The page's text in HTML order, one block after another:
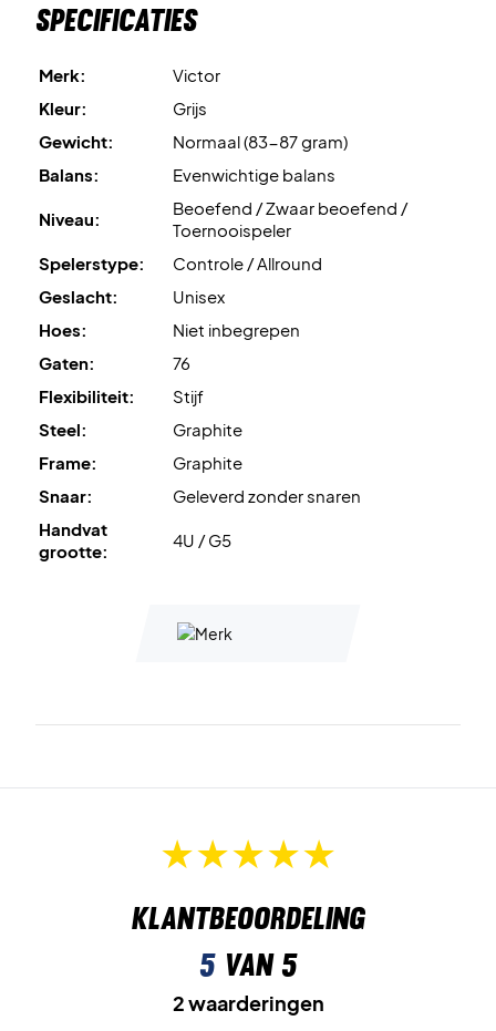
Specificaties
Merk:
Victor
Kleur:
Grijs
Gewicht:
Normaal (83-87 gram)
Balans:
Evenwichtige balans
Niveau:
Beoefend / Zwaar beoefend /
Toernooispeler
Spelerstype:
Controle / Allround
Geslacht:
Unisex
Hoes:
Niet inbegrepen
Gaten:
76
Flexibiliteit:
Stijf
Steel:
Graphite
Frame:
Graphite
Snaar:
Geleverd zonder snaren
Handvat
grootte:
4U / G5
Klantbeoordeling
5van 5
2 waarderingen